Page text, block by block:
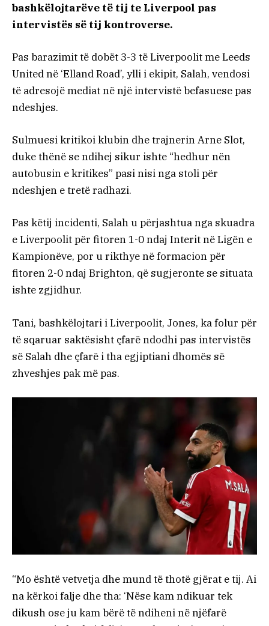
bashkëlojtarëve të tij te Liverpool pas
intervistës së tij kontroverse.
Pas barazimit të dobët 3-3 të Liverpoolit me Leeds
United në ‘Elland Road’, ylli i ekipit, Salah, vendosi
të adresojë mediat në një intervistë befasuese pas
ndeshjes.
Sulmuesi kritikoi klubin dhe trajnerin Arne Slot,
duke thënë se ndihej sikur ishte “hedhur nën
autobusin e kritikes” pasi nisi nga stoli për
ndeshjen e tretë radhazi.
Pas këtij incidenti, Salah u përjashtua nga skuadra
e Liverpoolit për fitoren 1-0 ndaj Interit në Ligën e
Kampionëve, por u rikthye në formacion për
fitoren 2-0 ndaj Brighton, që sugjeronte se situata
ishte zgjidhur.
Tani, bashkëlojtari i Liverpoolit, Jones, ka folur për
të sqaruar saktësisht çfarë ndodhi pas intervistës
së Salah dhe çfarë i tha egjiptiani dhomës së
zhveshjes pak më pas.
“Mo është vetvetja dhe mund të thotë gjërat e tij. Ai
na kërkoi falje dhe tha: ‘Nëse kam ndikuar tek
dikush ose ju kam bërë të ndiheni në njëfarë